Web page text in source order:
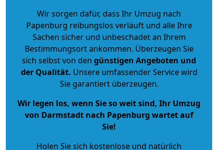
Wir sorgen dafür, dass Ihr Umzug nach
Papenburg reibungslos verläuft und alle Ihre
Sachen sicher und unbeschadet an Ihrem
Bestimmungsort ankommen. Überzeugen Sie
sich selbst von den günstigen Angeboten und
der Qualität. Unsere umfassender Service wird
Sie garantiert überzeugen.
Wir legen los, wenn Sie so weit sind, Ihr Umzug
von Darmstadt nach Papenburg wartet auf
Sie!
Holen Sie sich kostenlose und natürlich